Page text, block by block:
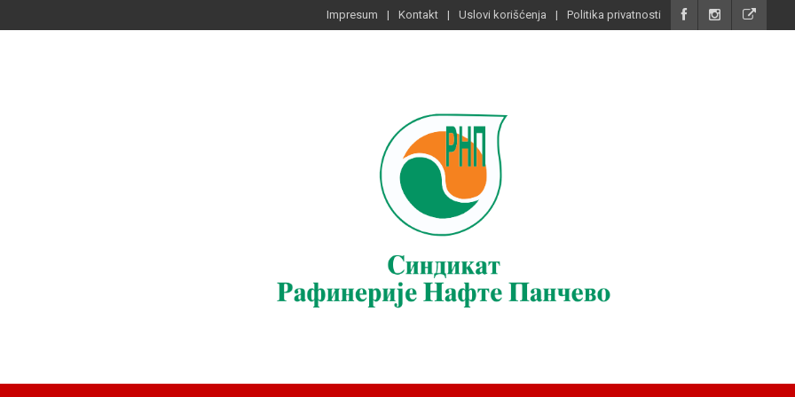
Impresum Kontakt Uslovi korišćenja Politika privatnosti